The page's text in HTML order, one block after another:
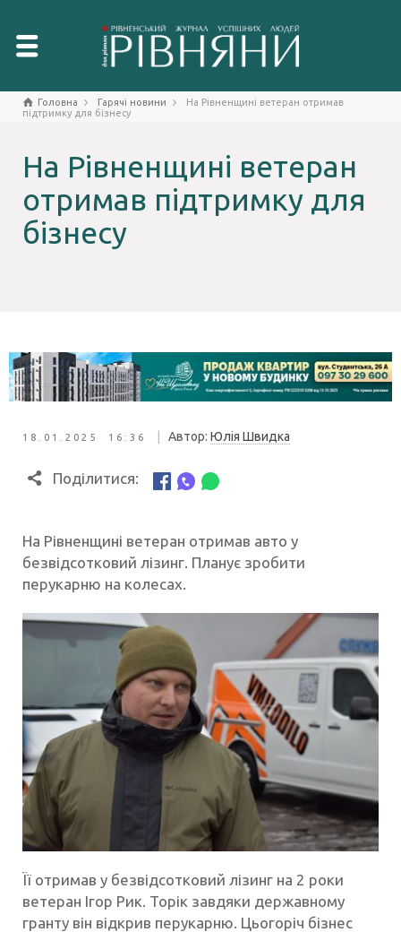
Головна Гарячі новини
На Рівненщині ветеран отримав
підтримку для бізнесу
На Рівненщині ветеран
отримав підтримку для
бізнесу
18.01.2025 16:36 Автор: Юлія Швидка
Поділитися:
На Рівненщині ветеран отримав авто у
безвідсотковий лізинг. Планує зробити
перукарню на колесах.
Її отримав у безвідсотковий лізинг на 2 роки
ветеран Ігор Рик. Торік завдяки державному
гранту він відкрив перукарню. Цьогоріч бізнес